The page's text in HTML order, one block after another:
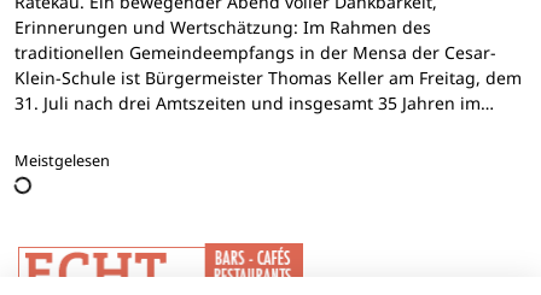
Erinnerungen und Wertschätzung: Im Rahmen des
traditionellen Gemeindeempfangs in der Mensa der Cesar-
Klein-Schule ist Bürgermeister Thomas Keller am Freitag, dem
31. Juli nach drei Amtszeiten und insgesamt 35 Jahren im…
Meistgelesen